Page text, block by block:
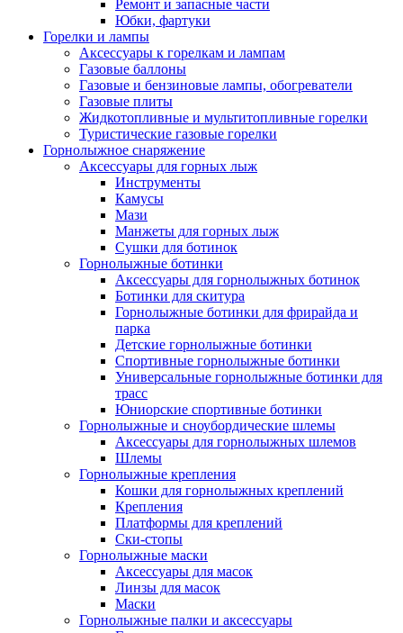
Ремонт и запасные части
Юбки, фартуки
Горелки и лампы
Аксессуары к горелкам и лампам
Газовые баллоны
Газовые и бензиновые лампы, обогреватели
Газовые плиты
Жидкотопливные и мультитопливные горелки
Туристические газовые горелки
Горнолыжное снаряжение
Аксессуары для горных лыж
Инструменты
Камусы
Мази
Манжеты для горных лыж
Сушки для ботинок
Горнолыжные ботинки
Аксессуары для горнолыжных ботинок
Ботинки для скитура
Горнолыжные ботинки для фрирайда и
парка
Детские горнолыжные ботинки
Спортивные горнолыжные ботинки
Универсальные горнолыжные ботинки для
трасс
Юниорские спортивные ботинки
Горнолыжные и сноубордические шлемы
Аксессуары для горнолыжных шлемов
Шлемы
Горнолыжные крепления
Кошки для горнолыжных креплений
Крепления
Платформы для креплений
Ски-стопы
Горнолыжные маски
Аксессуары для масок
Линзы для масок
Маски
Горнолыжные палки и аксессуары